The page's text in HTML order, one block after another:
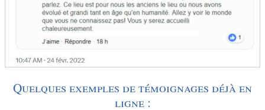
Quelques exemples de témoignages déjà en
ligne :